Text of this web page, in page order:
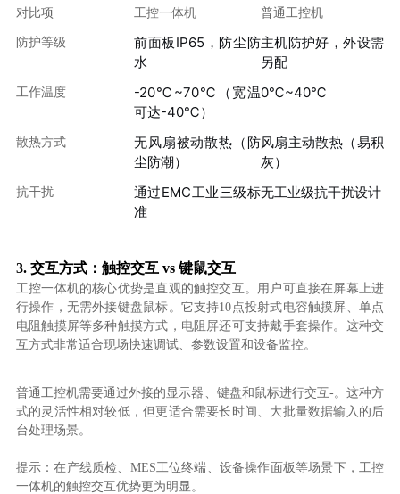
对比项 工控一体机 普通工控机
防护等级
前面板IP65，防尘防
水
主机防护好，外设需
另配
工作温度
-20℃~70℃（宽温
可达-40℃）
0℃~40℃
散热方式
无风扇被动散热（防
尘防潮）
风扇主动散热（易积
灰）
抗干扰
通过EMC工业三级标
准
无工业级抗干扰设计
3. 交互方式：触控交互 vs 键鼠交互
工控一体机的核心优势是直观的触控交互。用户可直接在屏幕上进
行操作，无需外接键盘鼠标。它支持10点投射式电容触摸屏、单点
电阻触摸屏等多种触摸方式，电阻屏还可支持戴手套操作。这种交
互方式非常适合现场快速调试、参数设置和设备监控。
普通工控机需要通过外接的显示器、键盘和鼠标进行交互-。这种方
式的灵活性相对较低，但更适合需要长时间、大批量数据输入的后
台处理场景。
提示：在产线质检、MES工位终端、设备操作面板等场景下，工控
一体机的触控交互优势更为明显。